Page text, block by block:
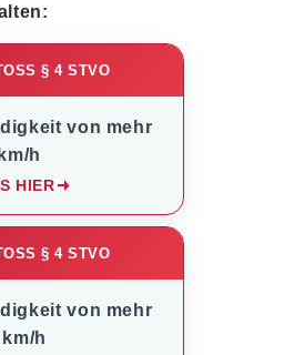
§ 4 STVO
von mehr
h
HIER
§ 4 STVO
von mehr
h